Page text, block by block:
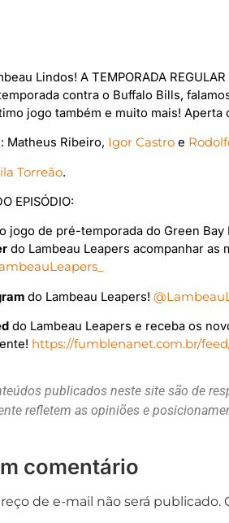
Lindos! A TEMPORADA
contra o Buffalo Bills,
jogo também e muito mais! Aperta
Matheus Ribeiro, Igor Castro e
Torreão.
EPISÓDIO:
jogo de pré-temporada do Green Bay
do Lambeau Leapers acompanhar
do Lambeau Leapers!
do Lambeau Leapers e receba os
https://fumblenanet.com.br/
publicados neste site são de
refletem as opiniões e
comentário
de e-mail não será publicado.